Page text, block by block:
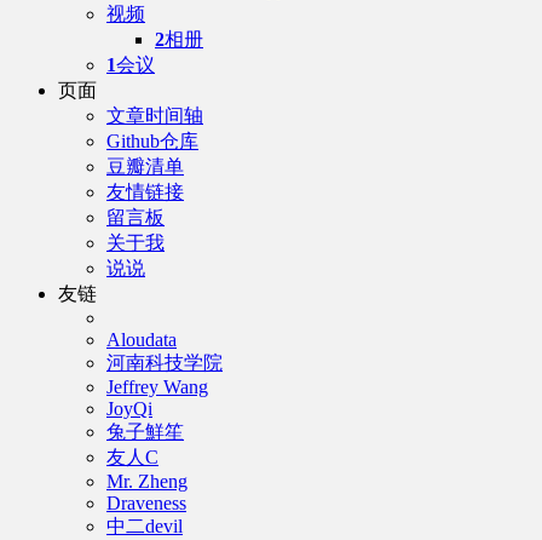
视频
2相册
1会议
页面
文章时间轴
Github仓库
豆瓣清单
友情链接
留言板
关于我
说说
友链
Aloudata
河南科技学院
Jeffrey Wang
JoyQi
兔子鮮笙
友人C
Mr. Zheng
Draveness
中二devil